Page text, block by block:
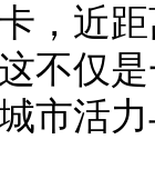
，近
不仅
市活